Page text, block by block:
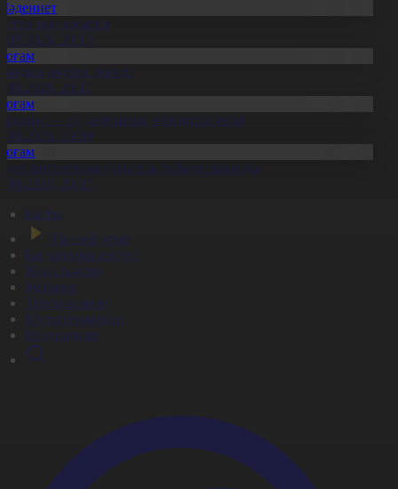
мен креатив
20:13
өндіріс өрледі
20:11
— ел дамуының қозғаушы күші
20:09
импортына уақытша тыйым салынды
20:07
Басты
Тікелей эфир
Бағдарлама кестесі
Жаңалықтар
Жобалар
Телехикаялар
Мультсериалдар
Видеоархив